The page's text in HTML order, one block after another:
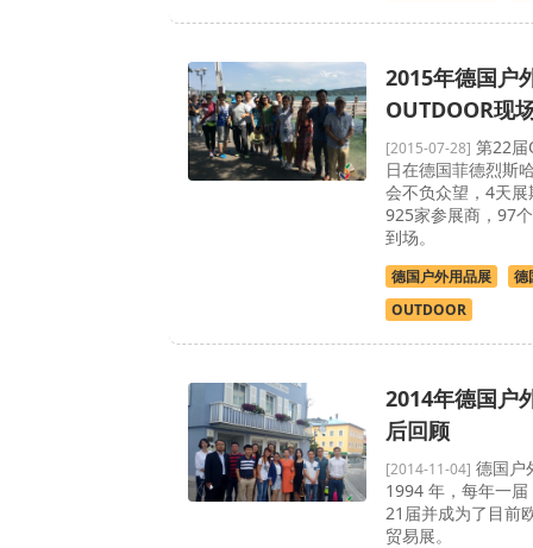
2015年德国户
OUTDOOR现
[2015-07-28] 第22届
日在德国菲德烈斯
会不负众望，4天
925家参展商，97
到场。
德国户外用品展
德
OUTDOOR
2014年德国户
后回顾
[2014-11-04] 德国户
1994 年，每年一
21届并成为了目前
贸易展。